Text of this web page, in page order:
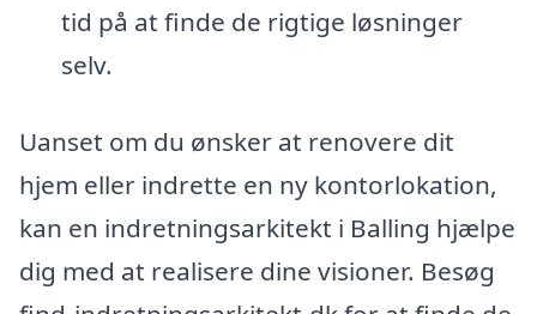
tid på at finde de rigtige løsninger
selv.
Uanset om du ønsker at renovere dit
hjem eller indrette en ny kontorlokation,
kan en indretningsarkitekt i Balling hjælpe
dig med at realisere dine visioner. Besøg